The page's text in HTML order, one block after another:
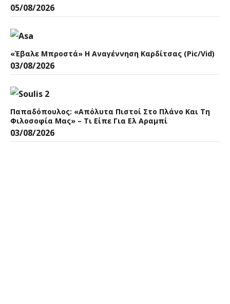
05/08/2026
«Έβαλε Μπροστά» Η Αναγέννηση Καρδίτσας (pic/vid)
03/08/2026
Παπαδόπουλος: «Aπόλυτα Πιστοί Στο Πλάνο Και Τη
Φιλοσοφία Μας» – Τι Είπε Για Ελ Αραμπί
03/08/2026